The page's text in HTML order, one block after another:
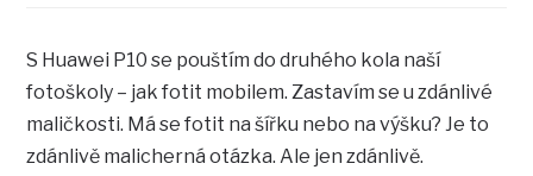
S Huawei P10 se pouštím do druhého kola naší
fotoškoly – jak fotit mobilem. Zastavím se u zdánlivé
maličkosti. Má se fotit na šířku nebo na výšku? Je to
zdánlivě malicherná otázka. Ale jen zdánlivě.